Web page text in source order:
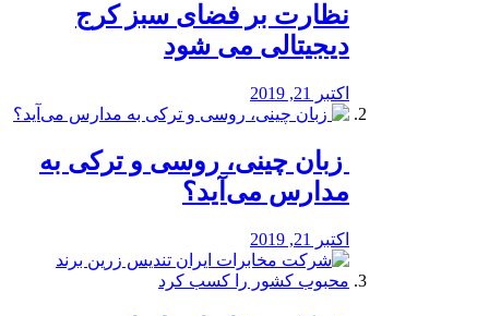
نظارت بر فضای سبز کرج
دیجیتالی می شود
اکتبر 21, 2019
️ زبان چینی، روسی و ترکی به
مدارس می‌آید؟
اکتبر 21, 2019